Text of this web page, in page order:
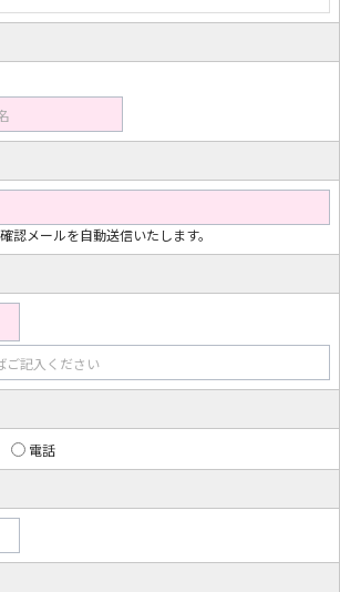
メールを自動送信いたします。
ご記入ください
電話